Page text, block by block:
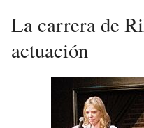
La carrera de
actuación